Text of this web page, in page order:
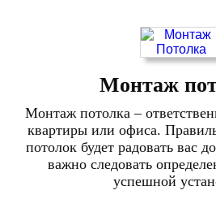
Монтаж
Монтаж потолка –
квартиры или офиса.
потолок будет радовать вас
важно следовать
успешной